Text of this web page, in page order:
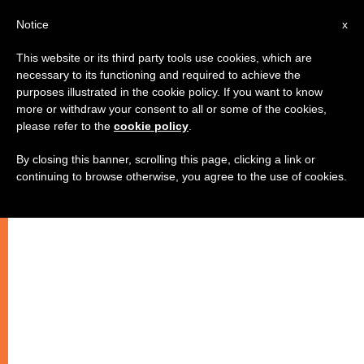
أمام انتشار ظاهرة الطلاق، البابا
يقترح الوقاية والمرافقة
x
Notice
This website or its third party tools use cookies, which are
necessary to its functioning and required to achieve the
purposes illustrated in the cookie policy. If you want to know
more or withdraw your consent to all or some of the cookies,
please refer to the cookie policy
By closing this banner, scrolling this page, clicking a link or
continuing to browse otherwise, you agree to the use of cookies.